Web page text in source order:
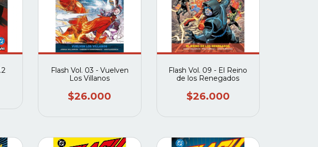
Flash Vol. 03 - Vuelven
Los Villanos
$26.000
Flash Vol. 09 - El Reino
de los Renegados
$26.000